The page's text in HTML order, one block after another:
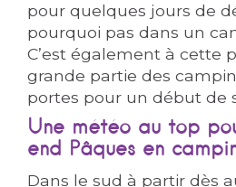
pour quelques jours de
pourquoi pas dans un
C’est également à cette
grande partie des
portes pour un début de
Une météo au top
end Pâques en
Dans le sud à partir dès